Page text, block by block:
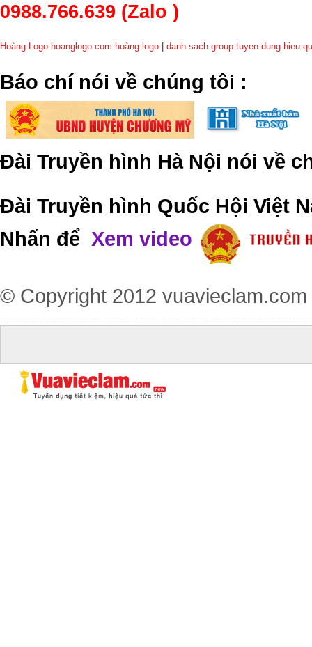
0988.766.639 (Zalo )
Hoàng Logo hoanglogo.com hoàng logo danh sach group tuyen dung hieu
​Báo chí nói về chúng tôi :
Đài Truyền hình Hà Nội nói về
Đài Truyền hình Quốc Hội Việt
Nhấn để Xem video
© Copyright 2012 vuavieclam.com